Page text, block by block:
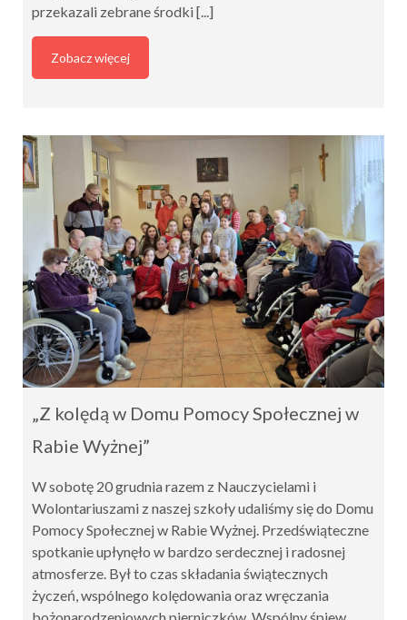
przekazali zebrane środki [...]
Zobacz więcej
„Z kolędą w Domu Pomocy Społecznej w
Rabie Wyżnej”
W sobotę 20 grudnia razem z Nauczycielami i
Wolontariuszami z naszej szkoły udaliśmy się do Domu
Pomocy Społecznej w Rabie Wyżnej. Przedświąteczne
spotkanie upłynęło w bardzo serdecznej i radosnej
atmosferze. Był to czas składania świątecznych
życzeń, wspólnego kolędowania oraz wręczania
bożonarodzeniowych pierniczków. Wspólny śpiew